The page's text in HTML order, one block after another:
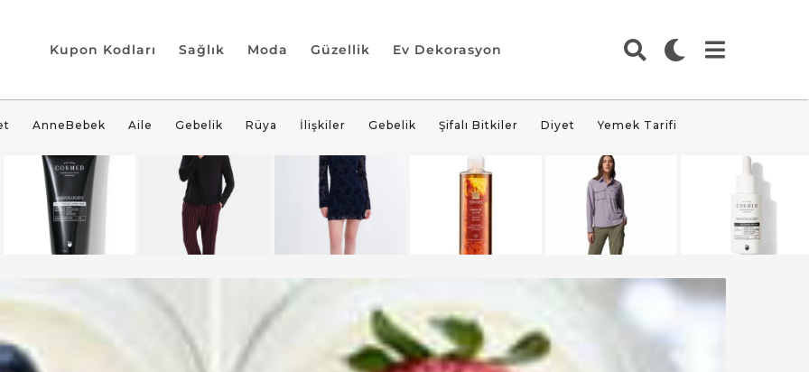
Kupon Kodları Sağlık Moda Güzellik Ev Dekorasyon
AnneBebek Aile Gebelik Rüya İlişkiler Gebelik Şifalı Bitkiler Diyet Yemek Tarifi